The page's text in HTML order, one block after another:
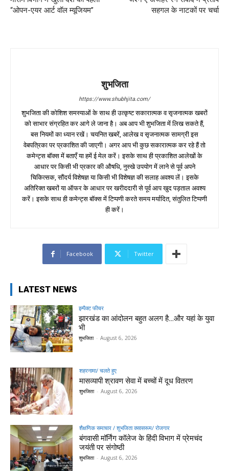
“ओपन-एयर आर्ट वॉल म्यूजियम”
सहगल के नाटकों पर चर्चा
शुभजिता
https://www.shubhjita.com/
शुभजिता की कोशिश समस्याओं के साथ ही उत्कृष्ट सकारात्मक व सृजनात्मक खबरों
को साभार संग्रहित कर आगे ले जाना है। अब आप भी शुभजिता में लिख सकते हैं,
बस नियमों का ध्यान रखें। चयनित खबरें, आलेख व सृजनात्मक सामग्री इस
वेबपत्रिका पर प्रकाशित की जाएगी। अगर आप भी कुछ सकारात्मक कर रहे हैं तो
कमेन्ट्स बॉक्स में बताएँ या हमें ई मेल करें। इसके साथ ही प्रकाशित आलेखों के
आधार पर किसी भी प्रकार की औषधि, नुस्खे उपयोग में लाने से पूर्व अपने
चिकित्सक, सौंदर्य विशेषज्ञ या किसी भी विशेषज्ञ की सलाह अवश्य लें। इसके
अतिरिक्त खबरों या ऑफर के आधार पर खरीददारी से पूर्व आप खुद पड़ताल अवश्य
करें। इसके साथ ही कमेन्ट्स बॉक्स में टिप्पणी करते समय मर्यादित, संतुलित टिप्पणी
ही करें।
Facebook Twitter
LATEST NEWS
इम्पैक्ट फीचर
झारखंड का आंदोलन बहुत अलग है…और यहां के युवा
भी
शुभजिता - August 6, 2026
शहरनामा/ चलते हुए
मासव्यापी श्रावण सेवा में बच्चों में दूध वितरण
शुभजिता - August 6, 2026
शैक्षणिक समाचार / शुभजिता क्सासरूम/ रोजगार
बंगवासी मॉर्निंग कॉलेज के हिंदी विभाग में प्रेमचंद
जयंती पर संगोष्ठी
शुभजिता - August 6, 2026